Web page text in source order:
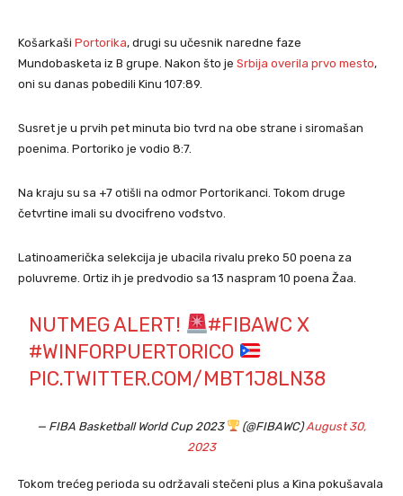
Košarkaši Portorika, drugi su učesnik naredne faze
Mundobasketa iz B grupe. Nakon što je Srbija overila prvo mesto,
oni su danas pobedili Kinu 107:89.
Susret je u prvih pet minuta bio tvrd na obe strane i siromašan
poenima. Portoriko je vodio 8:7.
Na kraju su sa +7 otišli na odmor Portorikanci. Tokom druge
četvrtine imali su dvocifreno vođstvo.
Latinoamerička selekcija je ubacila rivalu preko 50 poena za
poluvreme. Ortiz ih je predvodio sa 13 naspram 10 poena Žaa.
NUTMEG ALERT! #FIBAWC X
#WINFORPUERTORICO
PIC.TWITTER.COM/MBT1J8LN38
— FIBA Basketball World Cup 2023 (@FIBAWC)August 30,
2023
Tokom trećeg perioda su održavali stečeni plus a Kina pokušavala